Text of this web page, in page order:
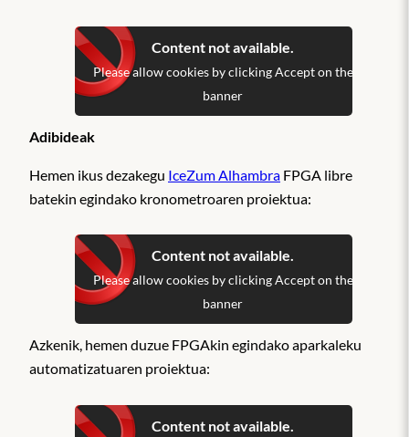
Content not available.
Please allow cookies by clicking Accept on the
banner
Adibideak
Hemen ikus dezakegu IceZum Alhambra FPGA libre
batekin egindako kronometroaren proiektua:
Content not available.
Please allow cookies by clicking Accept on the
banner
Azkenik, hemen duzue FPGAkin egindako aparkaleku
automatizatuaren proiektua:
Content not available.